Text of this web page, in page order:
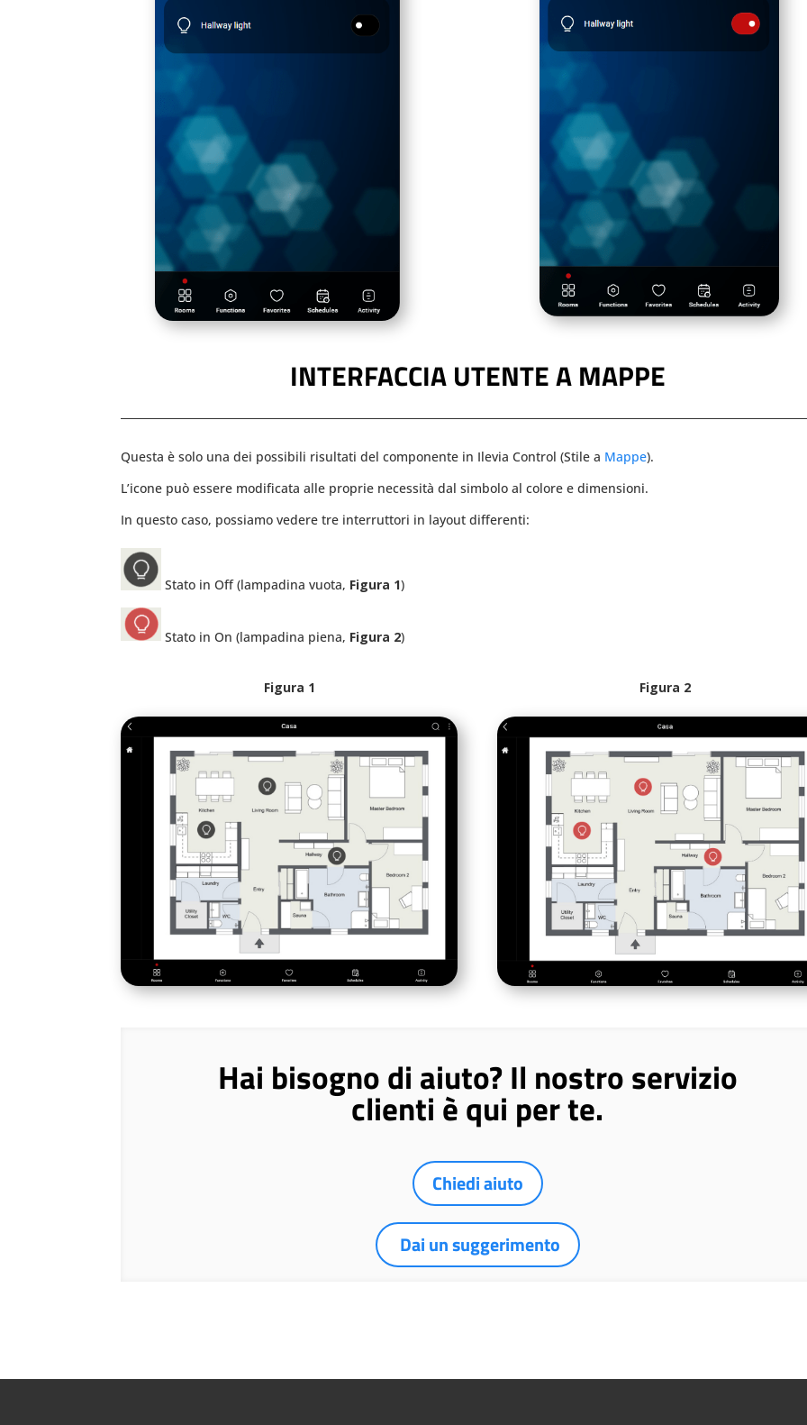
INTERFACCIA UTENTE A MAPPE
Questa è solo una dei possibili risultati del componente in Ilevia Control (Stile a Mappe).
L’icone può essere modificata alle proprie necessità dal simbolo al colore e dimensioni.
In questo caso, possiamo vedere tre interruttori in layout differenti:
Stato in Off (lampadina vuota, Figura 1)
Stato in On (lampadina piena, Figura 2)
Figura 1 Figura 2
Hai bisogno di aiuto? Il nostro servizio
clienti è qui per te.
Chiedi aiuto
Dai un suggerimento